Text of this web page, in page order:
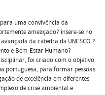
uma convivência da
ameaçado? insere-se no
da cátedra da UNESCO ?
e Bem-Estar Humano?
foi criado com o objetivo
portuguesa, para formar pessoas
de excelência em diferentes
de crise ambiental e